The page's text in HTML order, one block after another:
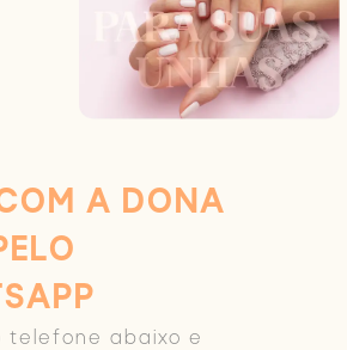
A DONA
telefone abaixo e